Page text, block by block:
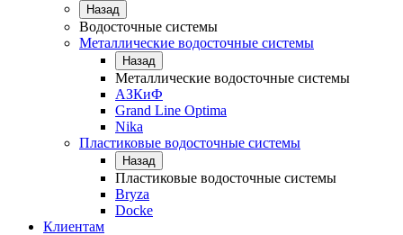
Назад
Водосточные системы
Металлические водосточные системы
Назад
Металлические водосточные системы
АЗКиФ
Grand Line Optima
Nika
Пластиковые водосточные системы
Назад
Пластиковые водосточные системы
Bryza
Docke
Клиентам